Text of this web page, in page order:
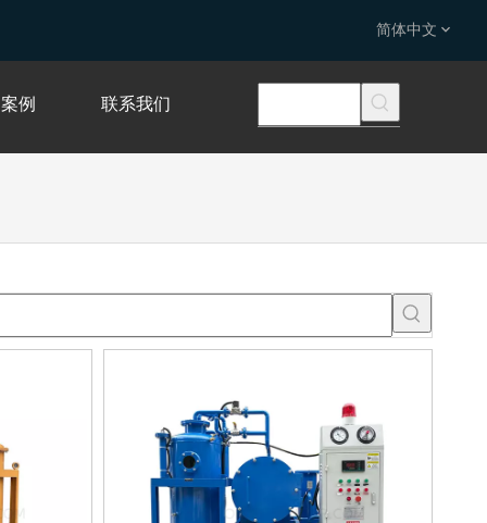
简体中文
案例 联系我们